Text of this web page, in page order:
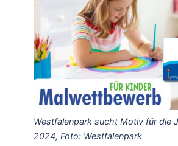
Westfalenpark sucht Motiv für die
2024, Foto: Westfalenpark